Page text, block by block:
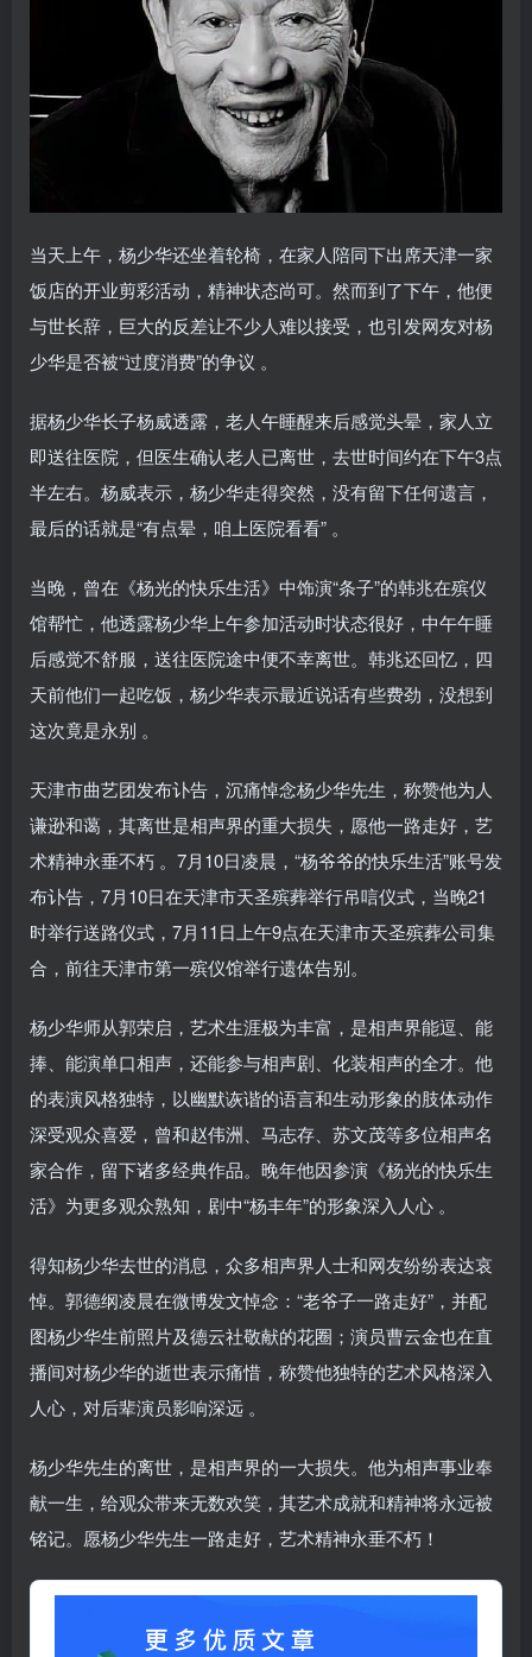
当天上午，杨少华还坐着轮椅，在家人陪同下出席天津一家
饭店的开业剪彩活动，精神状态尚可。然而到了下午，他便
与世长辞，巨大的反差让不少人难以接受，也引发网友对杨
少华是否被“过度消费”的争议 。
据杨少华长子杨威透露，老人午睡醒来后感觉头晕，家人立
即送往医院，但医生确认老人已离世，去世时间约在下午3点
半左右。杨威表示，杨少华走得突然，没有留下任何遗言，
最后的话就是“有点晕，咱上医院看看” 。
当晚，曾在《杨光的快乐生活》中饰演“条子”的韩兆在殡仪
馆帮忙，他透露杨少华上午参加活动时状态很好，中午午睡
后感觉不舒服，送往医院途中便不幸离世。韩兆还回忆，四
天前他们一起吃饭，杨少华表示最近说话有些费劲，没想到
这次竟是永别 。
天津市曲艺团发布讣告，沉痛悼念杨少华先生，称赞他为人
谦逊和蔼，其离世是相声界的重大损失，愿他一路走好，艺
术精神永垂不朽 。7月10日凌晨，“杨爷爷的快乐生活”账号发
布讣告，7月10日在天津市天圣殡葬举行吊唁仪式，当晚21
时举行送路仪式，7月11日上午9点在天津市天圣殡葬公司集
合，前往天津市第一殡仪馆举行遗体告别。
杨少华师从郭荣启，艺术生涯极为丰富，是相声界能逗、能
捧、能演单口相声，还能参与相声剧、化装相声的全才。他
的表演风格独特，以幽默诙谐的语言和生动形象的肢体动作
深受观众喜爱，曾和赵伟洲、马志存、苏文茂等多位相声名
家合作，留下诸多经典作品。晚年他因参演《杨光的快乐生
活》为更多观众熟知，剧中“杨丰年”的形象深入人心 。
得知杨少华去世的消息，众多相声界人士和网友纷纷表达哀
悼。郭德纲凌晨在微博发文悼念：“老爷子一路走好”，并配
图杨少华生前照片及德云社敬献的花圈；演员曹云金也在直
播间对杨少华的逝世表示痛惜，称赞他独特的艺术风格深入
人心，对后辈演员影响深远 。
杨少华先生的离世，是相声界的一大损失。他为相声事业奉
献一生，给观众带来无数欢笑，其艺术成就和精神将永远被
铭记。愿杨少华先生一路走好，艺术精神永垂不朽！